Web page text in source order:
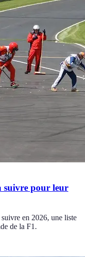
suivre pour leur
en 2026, une liste
de la F1.